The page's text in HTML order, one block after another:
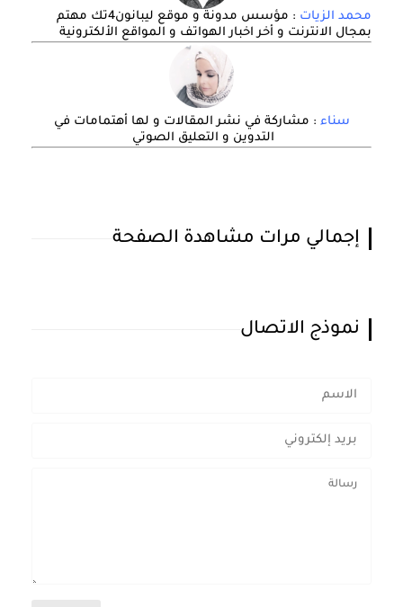
محمد الزيات
: مؤسس مدونة و موقع ليبانون4تك مهتم
بمجال الانترنت و أخر اخبار الهواتف و المواقع الألكترونية
سناء : مشاركة في نشر المقالات و لها أهتمامات في
التدوين و التعليق الصوتي
إجمالي مرات مشاهدة الصفحة
نموذج الاتصال